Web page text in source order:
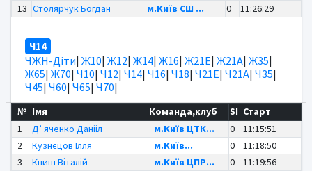
13 Столярчук Богдан м.Київ СШ ... 0 11:26:29
Ч14
ЧЖН-Діти| Ж10| Ж12| Ж14| Ж16| Ж21Е| Ж21А| Ж35|
Ж65| Ж70| Ч10| Ч12| Ч14| Ч16| Ч18| Ч21Е| Ч21А| Ч35|
Ч45| Ч60| Ч65| Ч70|
№ Імя Команда,клуб SI Старт
1
Д’ яченко Данііл м.Київ ЦТК... 0
11:15:51
2
Кузнєцов Ілля м.Київ... 0
11:18:50
3
Книш Віталій м.Київ ЦПР... 0
11:19:56